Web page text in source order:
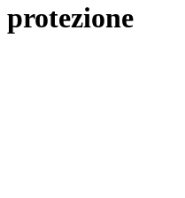
protezione